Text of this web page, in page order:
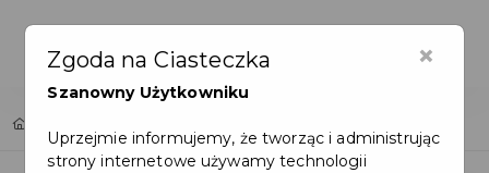
×
Zgoda na Ciasteczka
Szanowny Użytkowniku
Uprzejmie informujemy, że tworząc i administrując
strony internetowe używamy technologii